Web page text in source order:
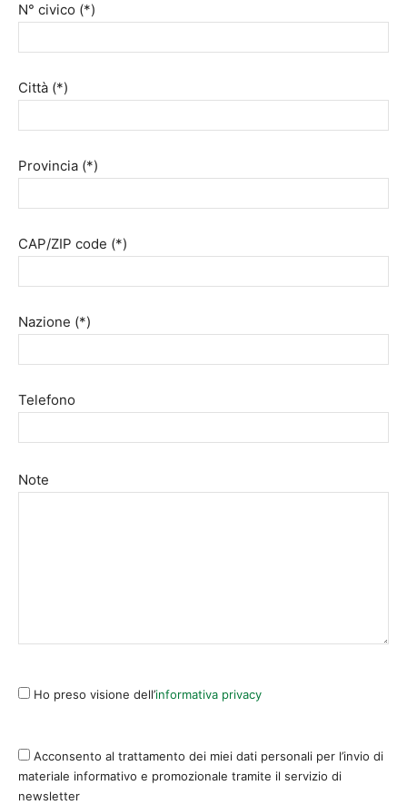
N° civico (*)
Città (*)
Provincia (*)
CAP/ZIP code (*)
Nazione (*)
Telefono
Note
Ho preso visione dell’informativa privacy
Acconsento al trattamento dei miei dati personali per l’invio di
materiale informativo e promozionale tramite il servizio di
newsletter